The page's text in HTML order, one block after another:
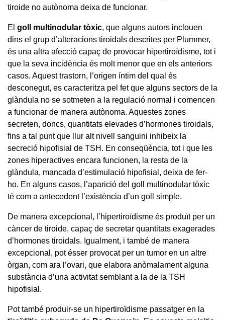
tiroide no autònoma deixa de funcionar.
El goll multinodular tòxic, que alguns autors inclouen
dins el grup d’alteracions tiroidals descrites per Plummer,
és una altra afecció capaç de provocar hipertiroïdisme, tot i
que la seva incidència és molt menor que en els anteriors
casos. Aquest trastorn, l’origen íntim del qual és
desconegut, es caracteritza pel fet que alguns sectors de la
glàndula no se sotmeten a la regulació normal i comencen
a funcionar de manera autònoma. Aquestes zones
secreten, doncs, quantitats elevades d’hormones tiroidals,
fins a tal punt que llur alt nivell sanguini inhibeix la
secreció hipofisial de TSH. En conseqüència, tot i que les
zones hiperactives encara funcionen, la resta de la
glàndula, mancada d’estimulació hipofisial, deixa de fer-
ho. En alguns casos, l’aparició del goll multinodular tòxic
té com a antecedent l’existència d’un goll simple.
De manera excepcional, l’hipertiroïdisme és produït per un
càncer de tiroide, capaç de secretar quantitats exagerades
d’hormones tiroidals. Igualment, i també de manera
excepcional, pot ésser provocat per un tumor en un altre
òrgan, com ara l’ovari, que elabora anòmalament alguna
substància d’una activitat semblant a la de la TSH
hipofisial.
Pot també produir-se un hipertiroïdisme passatger en la